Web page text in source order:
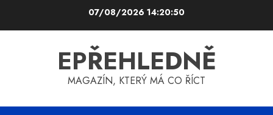
07/08/2026 14:20:50
EPŘEHLEDNĚ
MAGAZÍN, KTERÝ MÁ CO ŘÍCT